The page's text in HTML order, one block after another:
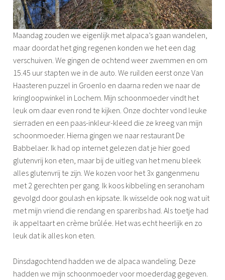
Maandag zouden we eigenlijk met alpaca’s gaan wandelen,
maar doordat het ging regenen konden we het een dag
verschuiven. We gingen de ochtend weer zwemmen en om
15.45 uur stapten we in de auto. We ruilden eerst onze Van
Haasteren puzzel in Groenlo en daarna reden we naar de
kringloopwinkel in Lochem. Mijn schoonmoeder vindt het
leuk om daar even rond te kijken. Onze dochter vond leuke
sierraden en een paas-inkleur-kleed die ze kreeg van mijn
schoonmoeder. Hierna gingen we naar restaurant De
Babbelaer. Ik had op internet gelezen dat je hier goed
glutenvrij kon eten, maar bij de uitleg van het menu bleek
alles glutenvrij te zijn. We kozen voor het 3x gangenmenu
met 2 gerechten per gang. Ik koos kibbeling en seranoham
gevolgd door goulash en kipsate. Ik wisselde ook nog wat uit
met mijn vriend die rendang en spareribs had. Als toetje had
ik appeltaart en crème brûlée. Het was echt heerlijk en zo
leuk dat ik alles kon eten.
Dinsdagochtend hadden we de alpaca wandeling. Deze
hadden we mijn schoonmoeder voor moederdag gegeven.